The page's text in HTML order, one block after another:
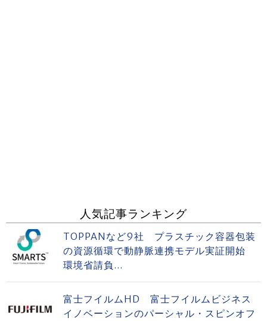
人気記事ランキング
TOPPANなど9社 プラスチック容器包装
の資源循環で動静脈連携モデル実証開始
環境省請負...
富士フイルムHD 富士フイルムビジネス
イノベーションのパーシャル・スピンオフ